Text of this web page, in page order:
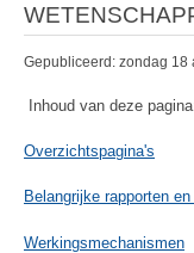
Gepubliceerd: zondag 18
Inhoud van deze
Overzichtspagina's
Belangrijke rapporten
Werkingsmechanismen